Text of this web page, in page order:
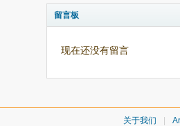
留言板
现在还没有留言
关于我们